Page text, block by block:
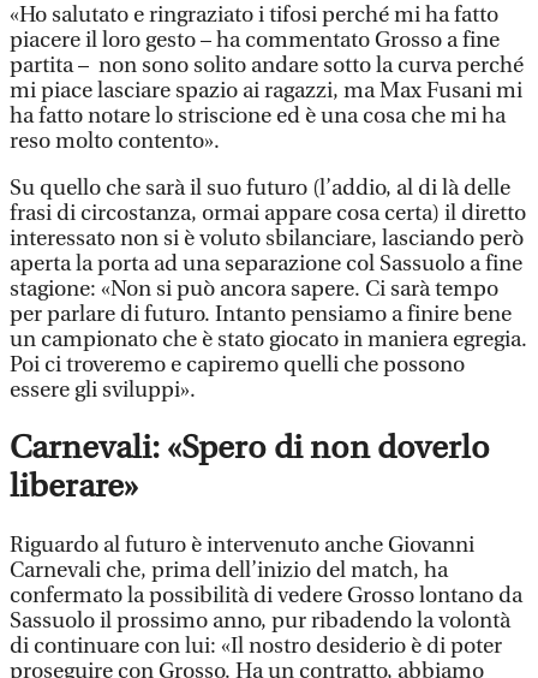
«Ho salutato e ringraziato i tifosi perché mi ha fatto
piacere il loro gesto – ha commentato Grosso a fine
partita – non sono solito andare sotto la curva perché
mi piace lasciare spazio ai ragazzi, ma Max Fusani mi
ha fatto notare lo striscione ed è una cosa che mi ha
reso molto contento».
Su quello che sarà il suo futuro (l’addio, al di là delle
frasi di circostanza, ormai appare cosa certa) il diretto
interessato non si è voluto sbilanciare, lasciando però
aperta la porta ad una separazione col Sassuolo a fine
stagione: «Non si può ancora sapere. Ci sarà tempo
per parlare di futuro. Intanto pensiamo a finire bene
un campionato che è stato giocato in maniera egregia.
Poi ci troveremo e capiremo quelli che possono
essere gli sviluppi».
Carnevali: «Spero di non doverlo
liberare»
Riguardo al futuro è intervenuto anche Giovanni
Carnevali che, prima dell’inizio del match, ha
confermato la possibilità di vedere Grosso lontano da
Sassuolo il prossimo anno, pur ribadendo la volontà
di continuare con lui: «Il nostro desiderio è di poter
proseguire con Grosso. Ha un contratto, abbiamo